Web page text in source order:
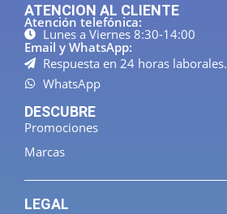
ATENCION AL CLIENTE
Atención telefónica:
Lunes a Viernes 8:30-14:00
Email y WhatsApp:
Respuesta en 24 horas laborales.
WhatsApp
DESCUBRE
Promociones
Marcas
LEGAL